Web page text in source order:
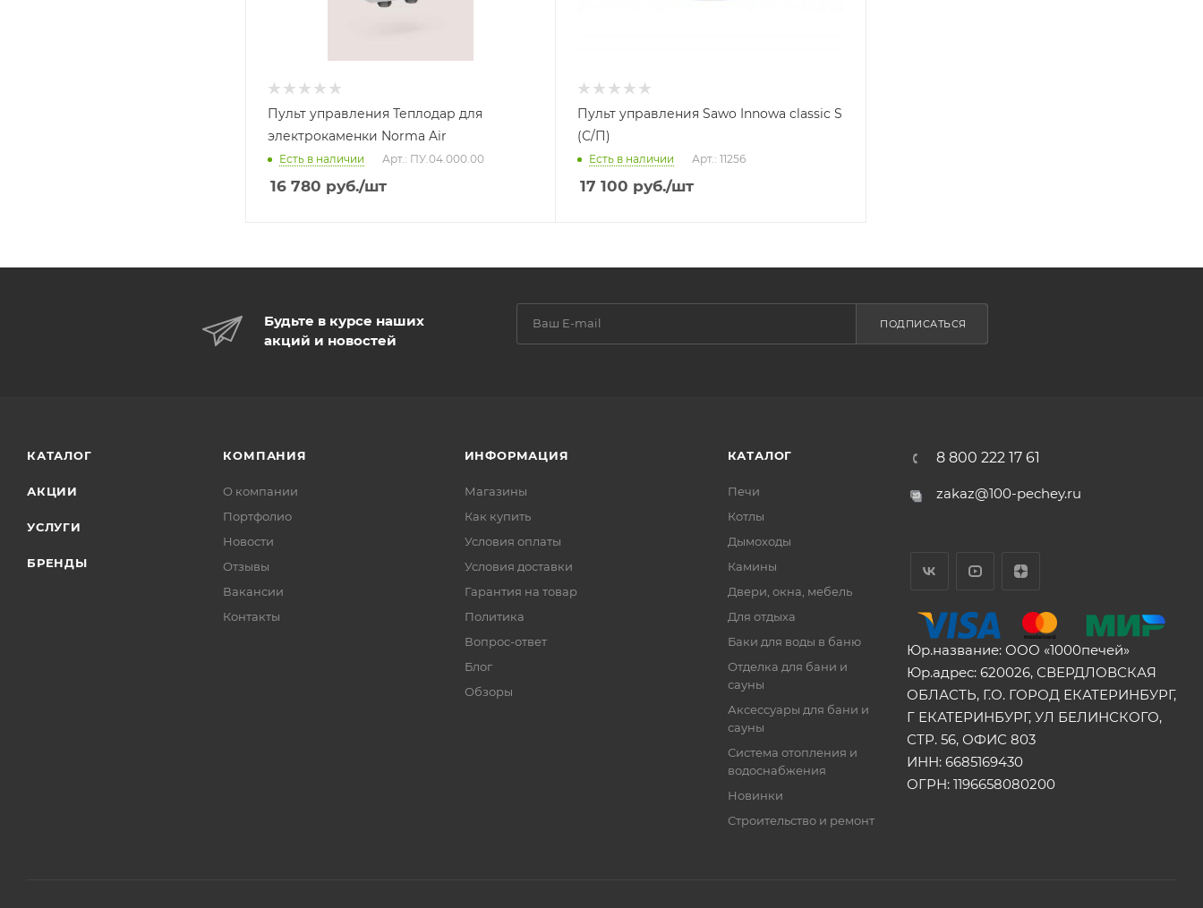
Пульт управления Теплодар для
электрокаменки Norma Air
Есть в наличии Арт.: ПУ.04.000.00
16 780 руб./шт
Пульт управления Sawo Innowa classic S
(С/П)
Есть в наличии Арт.: 11256
17 100 руб./шт
Будьте в курсе наших
акций и новостей
ПОДПИСАТЬСЯ
КАТАЛОГ
АКЦИИ
УСЛУГИ
БРЕНДЫ
КОМПАНИЯ
О компании
Портфолио
Новости
Отзывы
Вакансии
Контакты
ИНФОРМАЦИЯ
Магазины
Как купить
Условия оплаты
Условия доставки
Гарантия на товар
Политика
Вопрос-ответ
Блог
Обзоры
КАТАЛОГ
Печи
Котлы
Дымоходы
Камины
Двери, окна, мебель
Для отдыха
Баки для воды в баню
Отделка для бани и
сауны
Аксессуары для бани и
сауны
Система отопления и
водоснабжения
Новинки
Строительство и ремонт
8 800 222 17 61
zakaz@100-pechey.ru
Юр.название: ООО «1000печей»
Юр.адрес: 620026, СВЕРДЛОВСКАЯ
ОБЛАСТЬ, Г.О. ГОРОД ЕКАТЕРИНБУРГ,
Г ЕКАТЕРИНБУРГ, УЛ БЕЛИНСКОГО,
СТР. 56, ОФИС 803
ИНН: 6685169430
ОГРН: 1196658080200